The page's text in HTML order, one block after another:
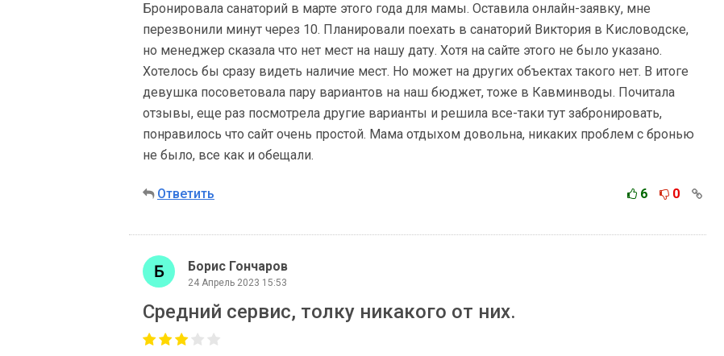
Бронировала санаторий в марте этого года для мамы. Оставила онлайн-заявку, мне
перезвонили минут через 10. Планировали поехать в санаторий Виктория в Кисловодске,
но менеджер сказала что нет мест на нашу дату. Хотя на сайте этого не было указано.
Хотелось бы сразу видеть наличие мест. Но может на других объектах такого нет. В итоге
девушка посоветовала пару вариантов на наш бюджет, тоже в Кавминводы. Почитала
отзывы, еще раз посмотрела другие варианты и решила все-таки тут забронировать,
понравилось что сайт очень простой. Мама отдыхом довольна, никаких проблем с бронью
не было, все как и обещали.
Ответить 6 0
Борис Гончаров
24 Апрель 2023 15:53
Средний сервис, толку никакого от них.